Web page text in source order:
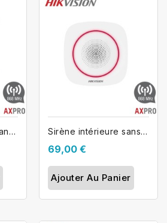
Sirène extérieure sans fil HIKVISION... Sirène intérieure sans fil HIKVISION...
69,00 €
Ajouter Au Panier